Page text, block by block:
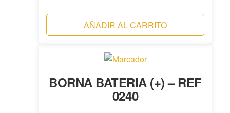
AÑADIR AL CARRITO
BORNA BATERIA (+) – REF
0240